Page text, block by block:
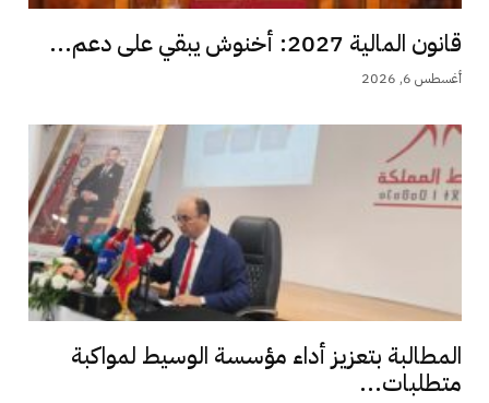
قانون المالية 2027: أخنوش يبقي على دعم...
أغسطس 6, 2026
المطالبة بتعزيز أداء مؤسسة الوسيط لمواكبة
متطلبات...